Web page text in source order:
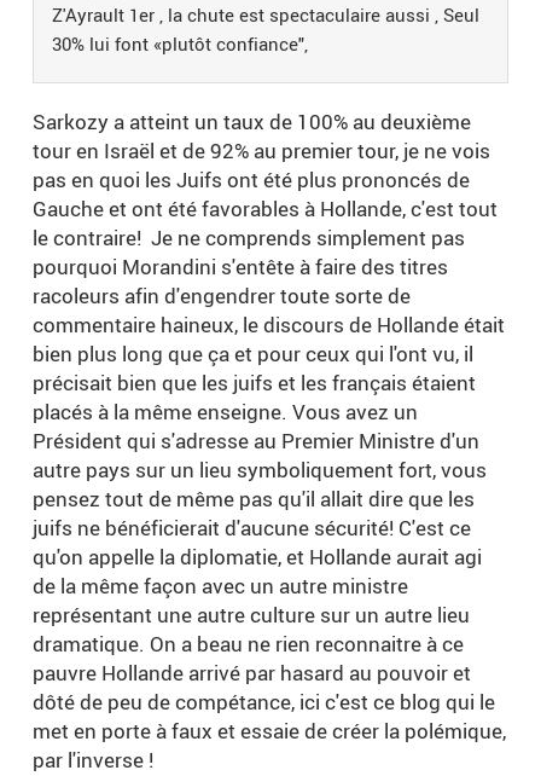
Z'Ayrault 1er , la chute est spectaculaire aussi , Seul
30% lui font «plutôt confiance",
Sarkozy a atteint un taux de 100% au deuxième
tour en Israël et de 92% au premier tour, je ne vois
pas en quoi les Juifs ont été plus prononcés de
Gauche et ont été favorables à Hollande, c'est tout
le contraire! Je ne comprends simplement pas
pourquoi Morandini s'entête à faire des titres
racoleurs afin d'engendrer toute sorte de
commentaire haineux, le discours de Hollande était
bien plus long que ça et pour ceux qui l'ont vu, il
précisait bien que les juifs et les français étaient
placés à la même enseigne. Vous avez un
Président qui s'adresse au Premier Ministre d'un
autre pays sur un lieu symboliquement fort, vous
pensez tout de même pas qu'il allait dire que les
juifs ne bénéficierait d'aucune sécurité! C'est ce
qu'on appelle la diplomatie, et Hollande aurait agi
de la même façon avec un autre ministre
représentant une autre culture sur un autre lieu
dramatique. On a beau ne rien reconnaitre à ce
pauvre Hollande arrivé par hasard au pouvoir et
dôté de peu de compétance, ici c'est ce blog qui le
met en porte à faux et essaie de créer la polémique,
par l'inverse !